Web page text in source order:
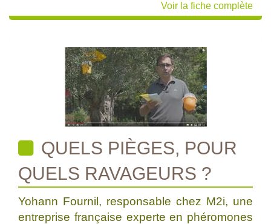
Voir la fiche complète
QUELS PIÈGES, POUR
QUELS RAVAGEURS ?
Yohann Fournil, responsable chez M2i, une
entreprise française experte en phéromones